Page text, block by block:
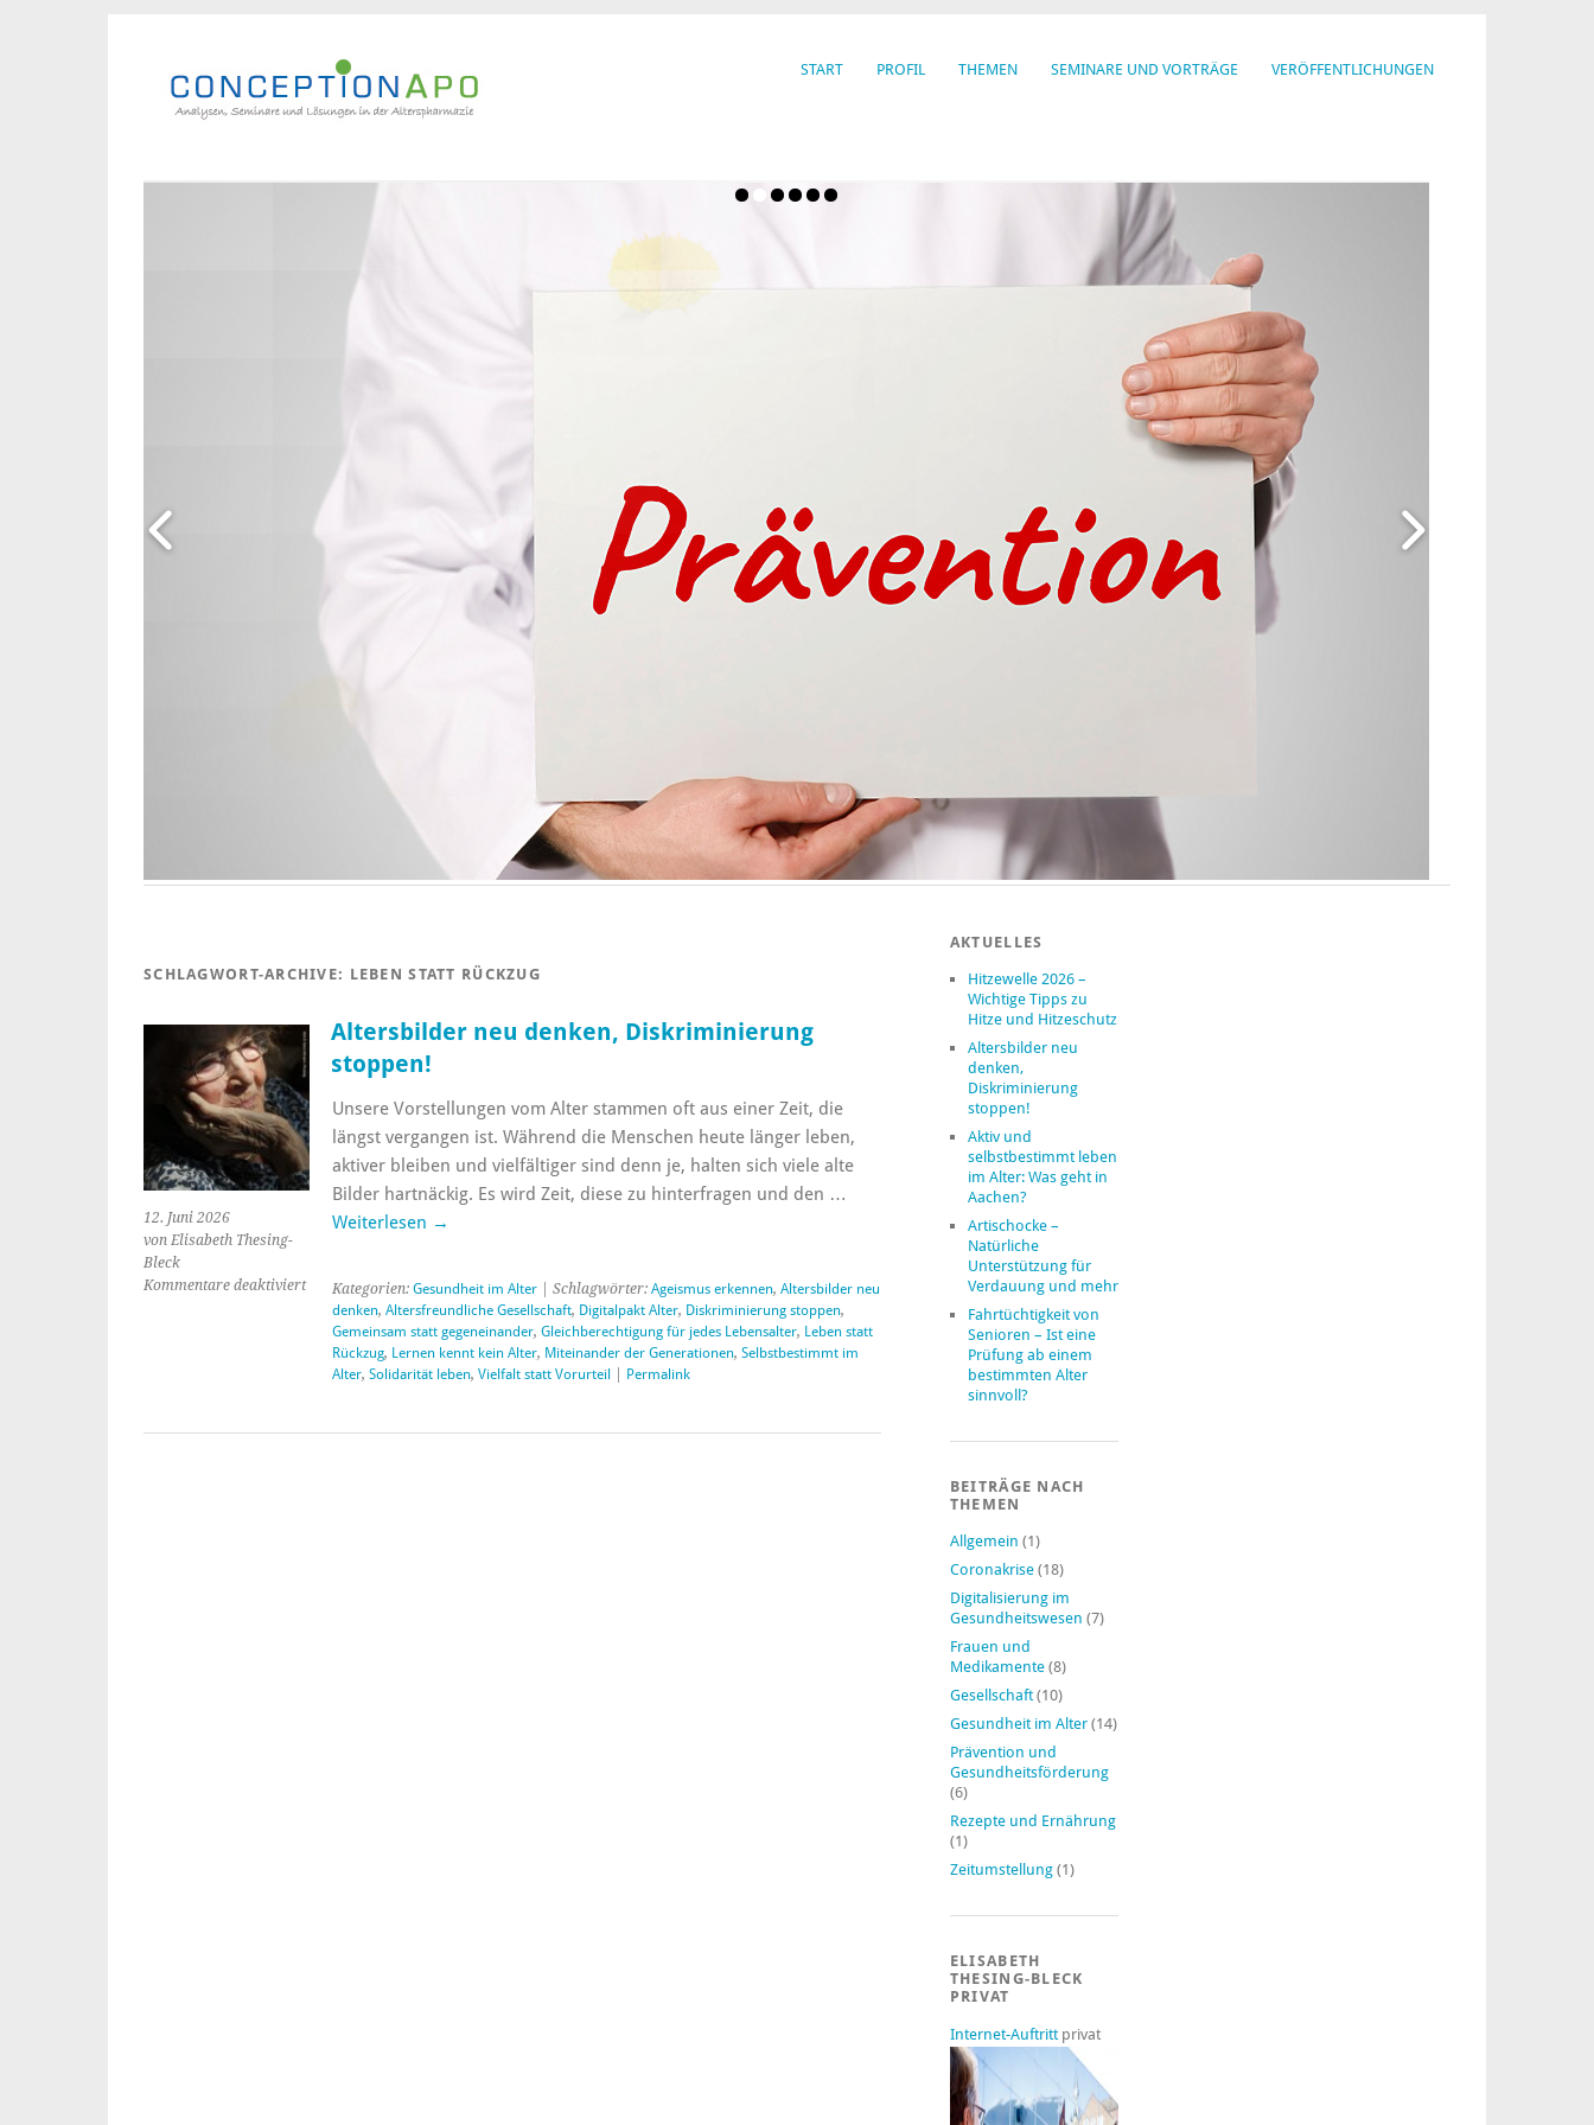
START PROFIL THEMEN SEMINARE UND VORTRÄGE VERÖFFENTLICHUNGEN
SCHLAGWORT-ARCHIVE: LEBEN STATT RÜCKZUG
12. Juni 2026
von Elisabeth Thesing-
Bleck
Kommentare deaktiviertfür
Altersbilder
denken,
Diskriminierung
Altersbilder neu denken, Diskriminierung
stoppen!
Unsere Vorstellungen vom Alter stammen oft aus einer Zeit, die
längst vergangen ist. Während die Menschen heute länger leben,
aktiver bleiben und vielfältiger sind denn je, halten sich viele alte
Bilder hartnäckig. Es wird Zeit, diese zu hinterfragen und den …
Weiterlesen →
Kategorien: Gesundheit im Alter| Schlagwörter: Ageismus erkennen, Altersbilder neu
denken, Altersfreundliche Gesellschaft, Digitalpakt Alter, Diskriminierung stoppen,
Gemeinsam statt gegeneinander, Gleichberechtigung für jedes Lebensalter, Leben statt
Rückzug, Lernen kennt kein Alter, Miteinander der Generationen, Selbstbestimmt im
Alter, Solidarität leben, Vielfalt statt Vorurteil Permalink
AKTUELLES
Hitzewelle 2026 –
Wichtige Tipps zu
Hitze und Hitzeschutz
Altersbilder neu
denken,
Diskriminierung
stoppen!
Aktiv und
selbstbestimmt leben
im Alter: Was geht in
Aachen?
Artischocke –
Natürliche
Unterstützung für
Verdauung und mehr
Fahrtüchtigkeit von
Senioren – Ist eine
Prüfung ab einem
bestimmten Alter
sinnvoll?
BEITRÄGE NACH
THEMEN
Allgemein (1)
Coronakrise(18)
Digitalisierung im
Gesundheitswesen (7)
Frauen und
Medikamente(8)
Gesellschaft(10)
Gesundheit im Alter(14)
Prävention und
Gesundheitsförderung
(6)
Rezepte und Ernährung
(1)
Zeitumstellung(1)
ELISABETH
THESING-BLECK
PRIVAT
Internet-Auftritt privat